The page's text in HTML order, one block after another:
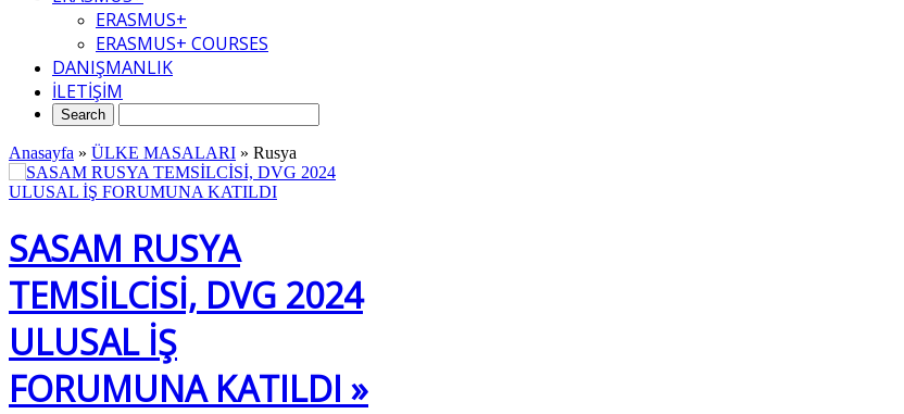
ERASMUS+
ERASMUS+ COURSES
DANIŞMANLIK
İLETİŞİM
Anasayfa » ÜLKE MASALARI » Rusya
SASAM RUSYA
TEMSİLCİSİ, DVG 2024
ULUSAL İŞ
FORUMUNA KATILDI »